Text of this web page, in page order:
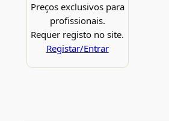
Preços exclusivos para
profissionais.
Requer registo no site.
Registar/Entrar